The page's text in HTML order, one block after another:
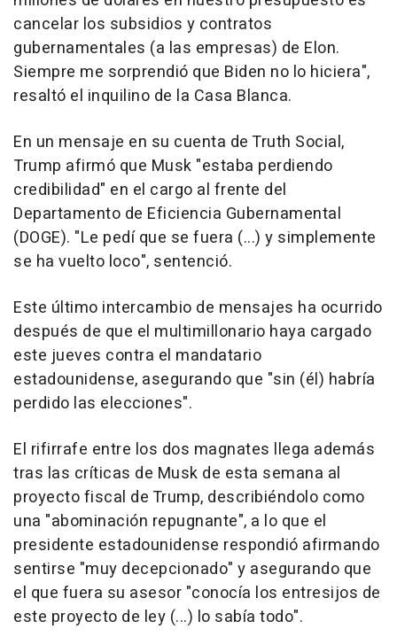
cancelar los subsidios y contratos
gubernamentales (a las empresas) de Elon.
Siempre me sorprendió que Biden no lo hiciera",
resaltó el inquilino de la Casa Blanca.
En un mensaje en su cuenta de Truth Social,
Trump afirmó que Musk "estaba perdiendo
credibilidad" en el cargo al frente del
Departamento de Eficiencia Gubernamental
(DOGE). "Le pedí que se fuera (...) y simplemente
se ha vuelto loco", sentenció.
Este último intercambio de mensajes ha ocurrido
después de que el multimillonario haya cargado
este jueves contra el mandatario
estadounidense, asegurando que "sin (él) habría
perdido las elecciones".
El rifirrafe entre los dos magnates llega además
tras las críticas de Musk de esta semana al
proyecto fiscal de Trump, describiéndolo como
una "abominación repugnante", a lo que el
presidente estadounidense respondió afirmando
sentirse "muy decepcionado" y asegurando que
el que fuera su asesor "conocía los entresijos de
este proyecto de ley (...) lo sabía todo".